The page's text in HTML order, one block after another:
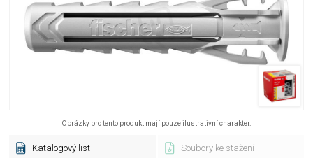
Obrázky pro tento produkt mají pouze ilustrativní charakter.
Katalogový list Soubory ke stažení